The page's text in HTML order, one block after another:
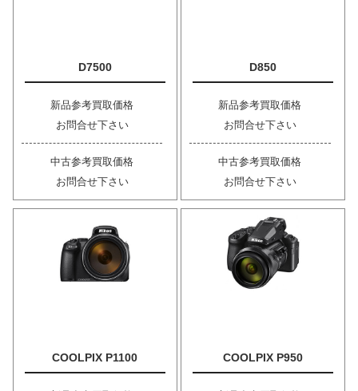
D7500
新品参考買取価格
お問合せ下さい
中古参考買取価格
お問合せ下さい
D850
新品参考買取価格
お問合せ下さい
中古参考買取価格
お問合せ下さい
COOLPIX P1100 COOLPIX P950